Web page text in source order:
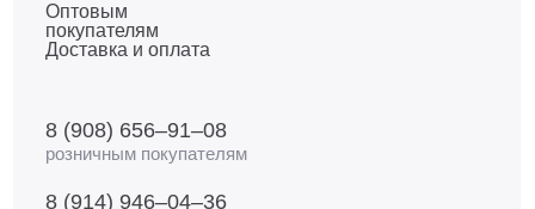
Оптовым
покупателям
Доставка и оплата
8 (908) 656–91–08
розничным покупателям
8 (914) 946–04–36